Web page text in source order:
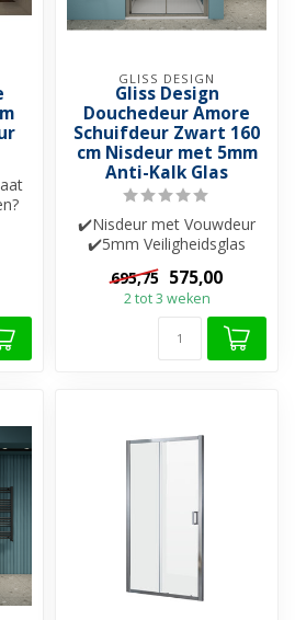
GLISS DESIGN
Gliss Design
Douchedeur Amore
Schuifdeur Zwart 160
cm Nisdeur met 5mm
Anti-Kalk Glas
✔️Nisdeur met Vouwdeur
✔️5mm Veiligheidsglas
✔️Helderglas ✔️Nano-
coating ✔️Besch...
695,75 575,00
2 tot 3 weken